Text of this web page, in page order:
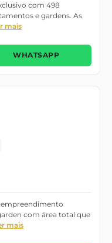
com 498
e gardens. As
mais
WHATSAPP
empreendimento
com área total que
mais